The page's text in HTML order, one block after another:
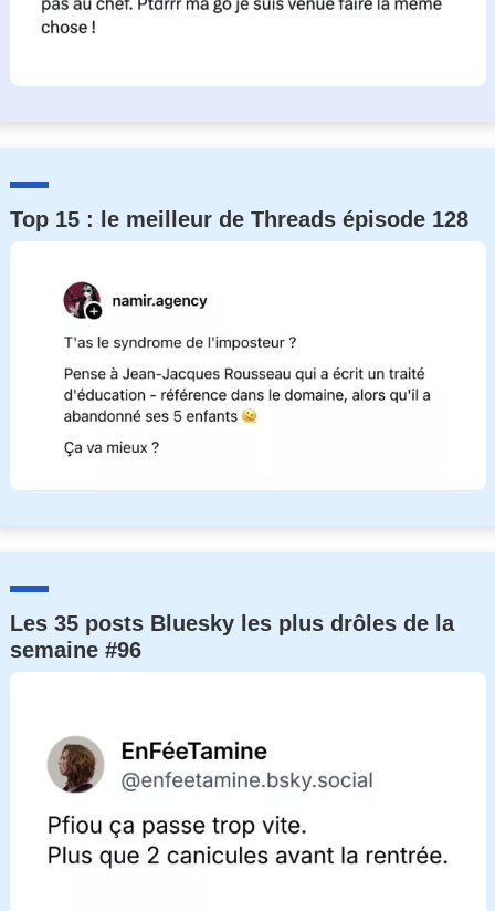
Top 15 : le meilleur de Threads épisode 128
Les 35 posts Bluesky les plus drôles de la
semaine #96